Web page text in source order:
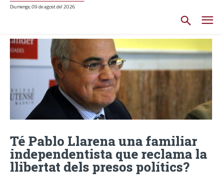
Diumenge, 09 de agost del 2026
Té Pablo Llarena una familiar
independentista que reclama la
llibertat dels presos polítics?